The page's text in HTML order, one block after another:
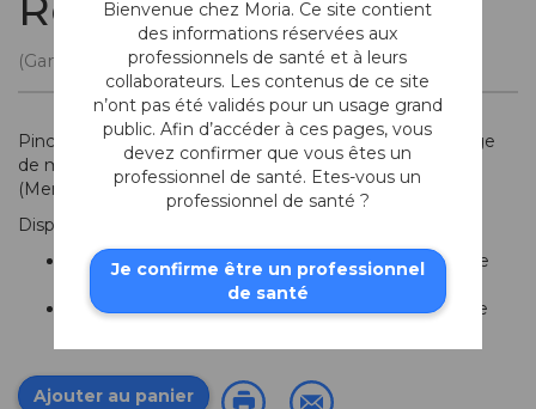
(Gamme Composites)
Pince rétineEnd-Graspingà mors fins adaptée au pelage
de membranes vitréo-rétiniennes telle que la MLI
(Membrane Limitante Interne).
Disponible en 2 tailles:
23G: longueur totale: 14,9 cm; longueur de la partie
25G: longueur totale: 14,7 cm; longueur de la partie
Ajouter au panier
Bienvenue chez Moria. Ce site contient
des informations réservées aux
professionnels de santé et à leurs
collaborateurs. Les contenus de ce site
n’ont pas été validés pour un usage grand
public. Afin d’accéder à ces pages, vous
devez confirmer que vous êtes un
professionnel de santé. Etes-vous un
professionnel de santé ?
Je confirme être un professionnel
de santé